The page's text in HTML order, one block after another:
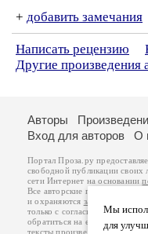
+ добавить замечания
Написать рецензию
Другие произведения
Мы
для
Авторы
Вход для авторов
О
Портал Проза.ру
свободной публикации своих
сети Интернет на основании
Все авторские права на
и охраняются законом
.
только с согласия его
обратиться на его авторской
тексты произведений авторы